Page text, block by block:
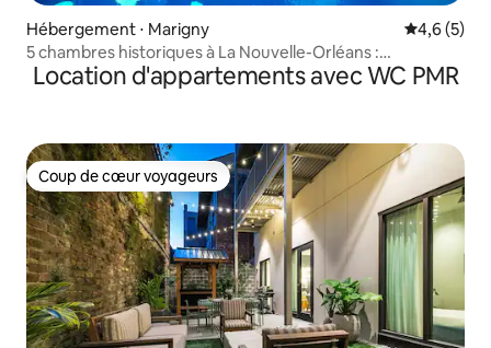
Hébergement ⋅ Marigny Évaluation
4,6 (5)
5 chambres historiques à La Nouvelle-Orléans :
emplacement privilégié
Location d'appartements avec WC PMR
Coup de cœur voyageurs
Coup de cœur voyageurs